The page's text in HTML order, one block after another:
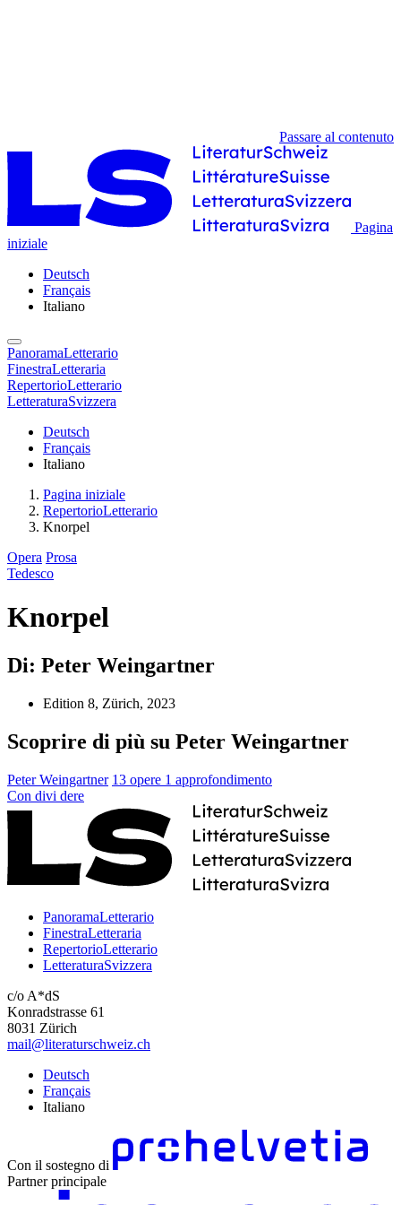
Passare al contenuto
Pagina
iniziale
Deutsch
Français
Italiano
PanoramaLetterario
FinestraLetteraria
RepertorioLetterario
LetteraturaSvizzera
Deutsch
Français
Italiano
Pagina iniziale
RepertorioLetterario
Knorpel
Opera Prosa
Tedesco
Knorpel
Di: Peter Weingartner
Edition 8, Zürich, 2023
Scoprire di più su Peter Weingartner
Peter Weingartner 13 opere 1 approfondimento
Con divi dere
PanoramaLetterario
FinestraLetteraria
RepertorioLetterario
LetteraturaSvizzera
c/o A*dS
Konradstrasse 61
8031 Zürich
mail@literaturschweiz.ch
Deutsch
Français
Italiano
Con il sostegno di
Partner principale